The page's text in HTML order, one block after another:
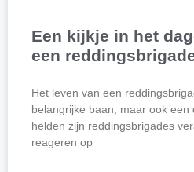
Een kijkje in het
een
Het leven van een
belangrijke baan, maar ook een
helden zijn reddingsbrigades
reageren op